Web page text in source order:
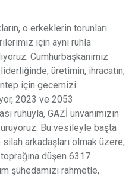
o erkeklerin torunları
için aynı ruhla
Cumhurbaşkanımız
üretimin, ihracatın,
için gecemizi
2023 ve 2053
ruhuyla, GAZİ unvanımızın
Bu vesileyle başta
arkadaşları olmak üzere,
düşen 6317
şühedamızı rahmetle,